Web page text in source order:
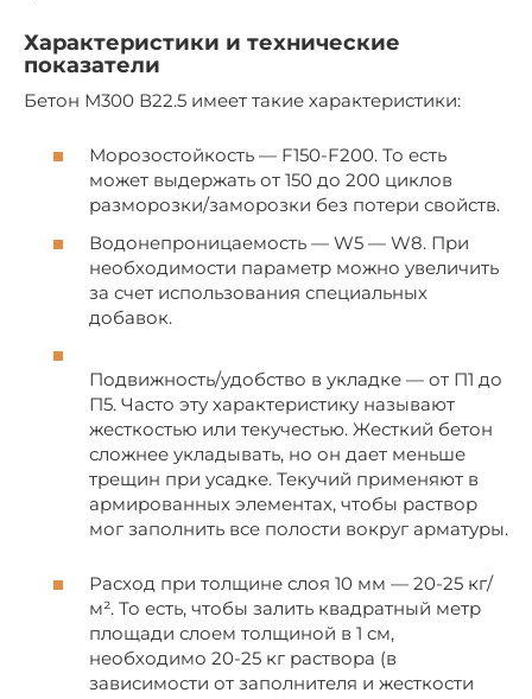
Характеристики и технические
показатели
Бетон М300 В22.5 имеет такие характеристики:
Морозостойкость — F150-F200. То есть
может выдержать от 150 до 200 циклов
разморозки/заморозки без потери свойств.
Водонепроницаемость — W5 — W8. При
необходимости параметр можно увеличить
за счет использования специальных
добавок.
Подвижность/удобство в укладке — от П1 до
П5. Часто эту характеристику называют
жесткостью или текучестью. Жесткий бетон
сложнее укладывать, но он дает меньше
трещин при усадке. Текучий применяют в
армированных элементах, чтобы раствор
мог заполнить все полости вокруг арматуры.
Расход при толщине слоя 10 мм — 20-25 кг/
м². То есть, чтобы залить квадратный метр
площади слоем толщиной в 1 см,
необходимо 20-25 кг раствора (в
зависимости от заполнителя и жесткости